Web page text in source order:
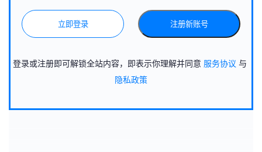
立即登录 注册新账号
登录或注册即可解锁全站内容，即表示你理解并同意 服务协议 与
隐私政策